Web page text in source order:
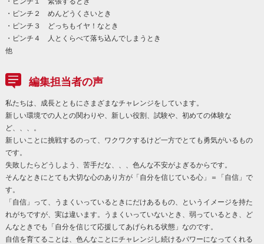
・ピンチ２ めんどうくさいとき
・ピンチ３ どっちもイヤ！なとき
・ピンチ４ 人とくらべて落ち込んでしまうとき
他
編集担当者の声
私たちは、成長とともにさまざまなチャレンジをしています。
新しい環境での人との関わりや、新しい役割、試験や、初めての体験な
ど、、、。
新しいことに挑戦するのって、ワクワクするけど一方でとても勇気がいるもの
です。
失敗したらどうしよう、苦手だな、、、色んな不安がよぎるからです。
そんなときにとても大切な心のあり方が「自分を信じている心」＝「自信」で
す。
「自信」って、うまくいっているときにだけあるもの、というイメージを持た
れがちですが、実は違います。うまくいっていないとき、弱っているとき、ど
んなときでも「自分を信じて応援してあげられる状態」なのです。
自信を育てることは、色んなことにチャレンジし続けるパワーになってくれる